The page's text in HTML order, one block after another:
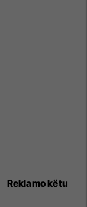
Reklamo këtu